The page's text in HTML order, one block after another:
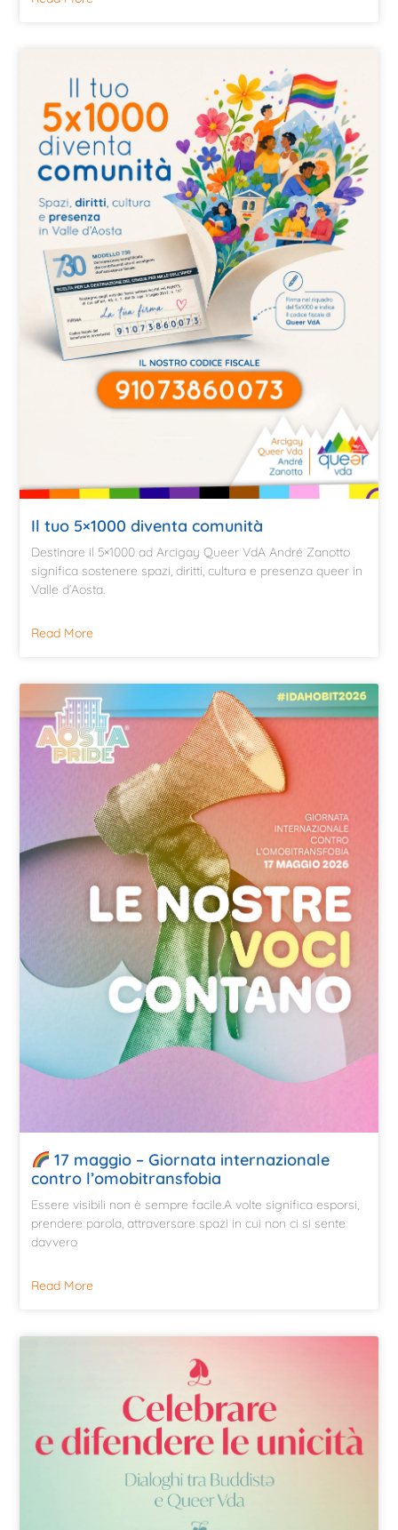
Il tuo 5×1000 diventa comunità
Destinare il 5×1000 ad Arcigay Queer VdA André Zanotto
significa sostenere spazi, diritti, cultura e presenza queer in
Valle d’Aosta.
Read More
17 maggio – Giornata internazionale
contro l’omobitransfobia
Essere visibili non è sempre facile.A volte significa esporsi,
prendere parola, attraversare spazi in cui non ci si sente
davvero
Read More